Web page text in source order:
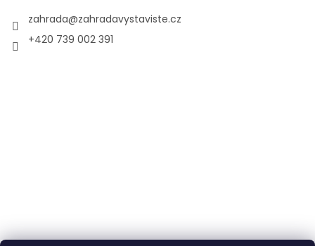
zahrada@zahradavystaviste.cz
+420 739 002 391